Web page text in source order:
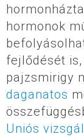
hormonok
fejlődését
pajzsmirigy
daganatos
Uniós